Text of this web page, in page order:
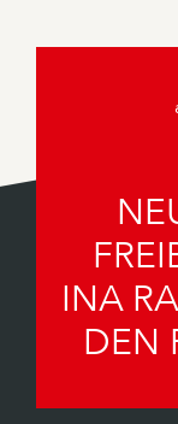
INA
DEN